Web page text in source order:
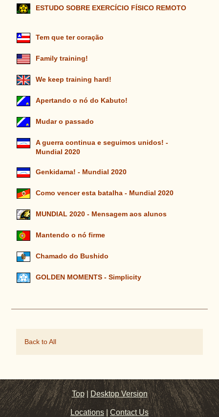
ESTUDO SOBRE EXERCÍCIO FÍSICO REMOTO
Tem que ter coração
Family training!
We keep training hard!
Apertando o nó do Kabuto!
Mudar o passado
A guerra continua e seguimos unidos! -
Mundial 2020
Genkidama! - Mundial 2020
Como vencer esta batalha - Mundial 2020
MUNDIAL 2020 - Mensagem aos alunos
Mantendo o nó firme
Chamado do Bushido
GOLDEN MOMENTS - Simplicity
Back to All
Top |Desktop Version
Locations|Contact Us